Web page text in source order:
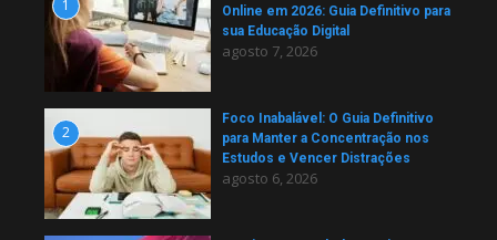
1
Online em 2026: Guia Definitivo para
sua Educação Digital
agosto 7, 2026
2
Foco Inabalável: O Guia Definitivo
para Manter a Concentração nos
Estudos e Vencer Distrações
agosto 6, 2026